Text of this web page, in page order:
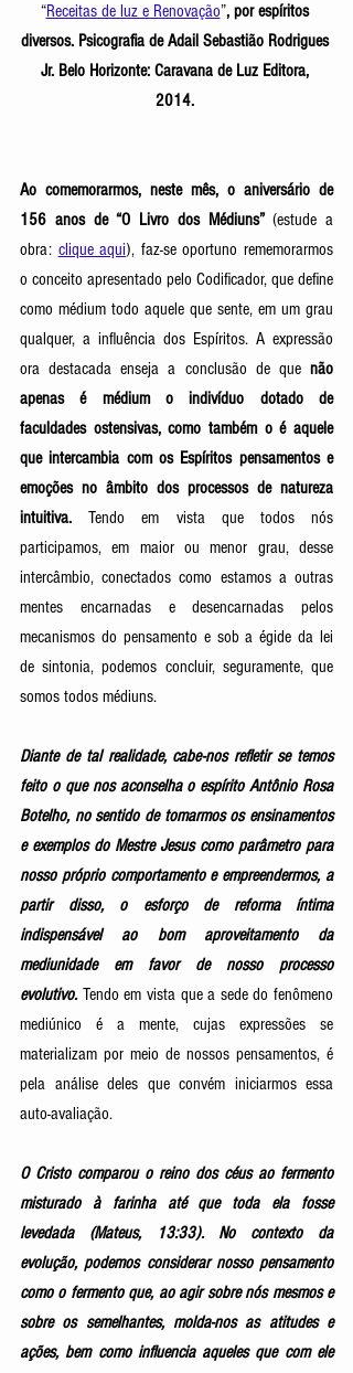
“Receitas de luz e Renovação”, por espíritos
diversos. Psicografia de Adail Sebastião Rodrigues
Jr. Belo Horizonte: Caravana de Luz Editora,
2014.
Ao comemorarmos, neste mês, o aniversário de
156 anos de “O Livro dos Médiuns” (estude a
obra: clique aqui), faz-se oportuno rememorarmos
o conceito apresentado pelo Codificador, que define
como médium todo aquele que sente, em um grau
qualquer, a influência dos Espíritos. A expressão
ora destacada enseja a conclusão de que não
apenas é médium o indivíduo dotado de
faculdades ostensivas, como também o é aquele
que intercambia com os Espíritos pensamentos e
emoções no âmbito dos processos de natureza
intuitiva. Tendo em vista que todos nós
participamos, em maior ou menor grau, desse
intercâmbio, conectados como estamos a outras
mentes encarnadas e desencarnadas pelos
mecanismos do pensamento e sob a égide da lei
de sintonia, podemos concluir, seguramente, que
somos todos médiuns.
Diante de tal realidade, cabe-nos refletir se temos
feito o que nos aconselha o espírito Antônio Rosa
Botelho, no sentido de tomarmos os ensinamentos
e exemplos do Mestre Jesus como parâmetro para
nosso próprio comportamento e empreendermos, a
partir disso, o esforço de reforma íntima
indispensável ao bom aproveitamento da
mediunidade em favor de nosso processo
evolutivo. Tendo em vista que a sede do fenômeno
mediúnico é a mente, cujas expressões se
materializam por meio de nossos pensamentos, é
pela análise deles que convém iniciarmos essa
auto-avaliação.
O Cristo comparou o reino dos céus ao fermento
misturado à farinha até que toda ela fosse
levedada (Mateus, 13:33). No contexto da
evolução, podemos considerar nosso pensamento
como o fermento que, ao agir sobre nós mesmos e
sobre os semelhantes, molda-nos as atitudes e
ações, bem como influencia aqueles que com ele